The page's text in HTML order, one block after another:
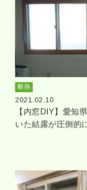
断熱
2021.02.10
【内窓DIY】愛知
いた結露が圧倒